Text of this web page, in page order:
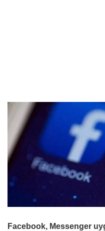
Facebook, Messenger